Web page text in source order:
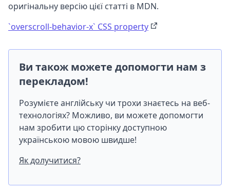
оригінальну версію цієї статті в MDN.
`overscroll-behavior-x` CSS property
Ви також можете допомогти нам з
перекладом!
Розумієте англійську чи трохи знаєтесь на веб-
технологіях? Можливо, ви можете допомогти
нам зробити цю сторінку доступною
українською мовою швидше!
Як долучитися?